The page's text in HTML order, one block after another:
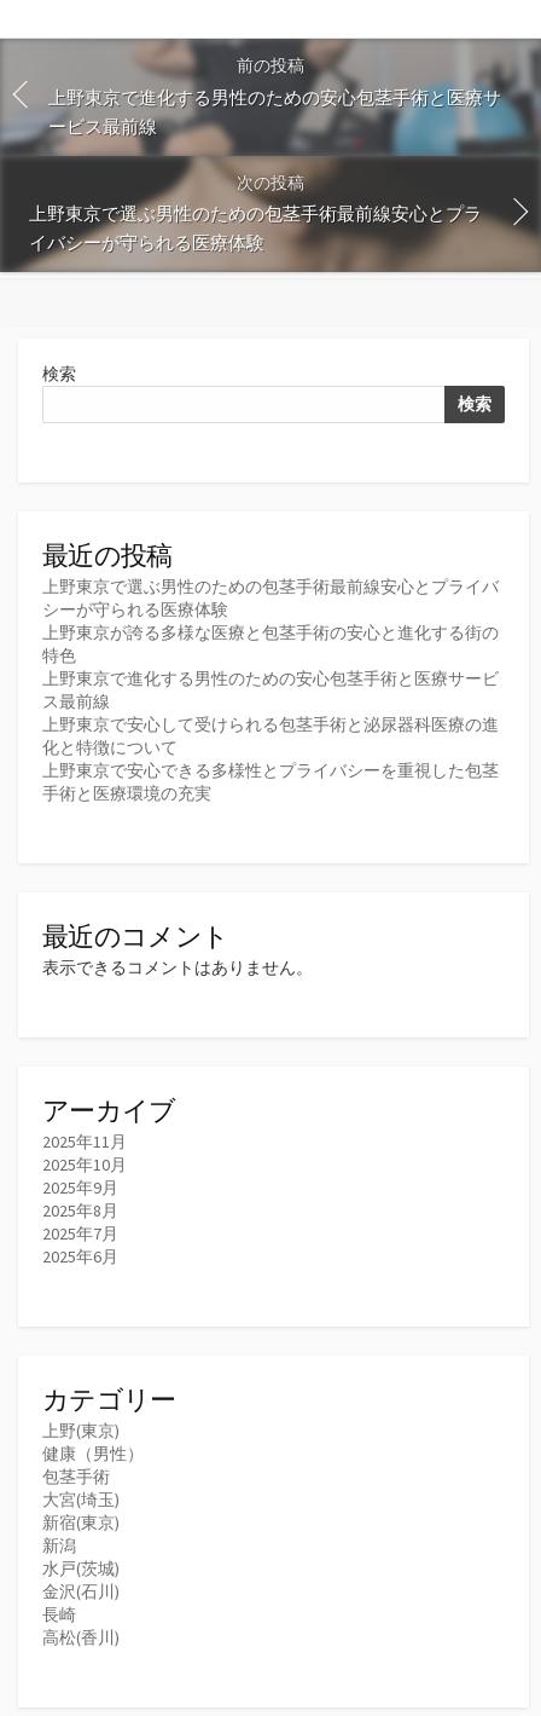
前の投稿
上野東京で進化する男性のための安心包茎手術と医療サ
ービス最前線
次の投稿
上野東京で選ぶ男性のための包茎手術最前線安心とプラ
イバシーが守られる医療体験
検索
検索
最近の投稿
上野東京で選ぶ男性のための包茎手術最前線安心とプライバ
シーが守られる医療体験
上野東京が誇る多様な医療と包茎手術の安心と進化する街の
特色
上野東京で進化する男性のための安心包茎手術と医療サービ
ス最前線
上野東京で安心して受けられる包茎手術と泌尿器科医療の進
化と特徴について
上野東京で安心できる多様性とプライバシーを重視した包茎
手術と医療環境の充実
最近のコメント
表示できるコメントはありません。
アーカイブ
2025年11月
2025年10月
2025年9月
2025年8月
2025年7月
2025年6月
カテゴリー
上野(東京)
健康（男性）
包茎手術
大宮(埼玉)
新宿(東京)
新潟
水戸(茨城)
金沢(石川)
長崎
高松(香川)